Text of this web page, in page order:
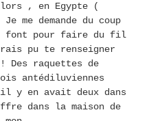
, en Egypte (
me demande du coup
font pour faire du fil
pu te renseigner
! Des raquettes de
antédiluviennes
il y en avait deux dans
dans la maison de